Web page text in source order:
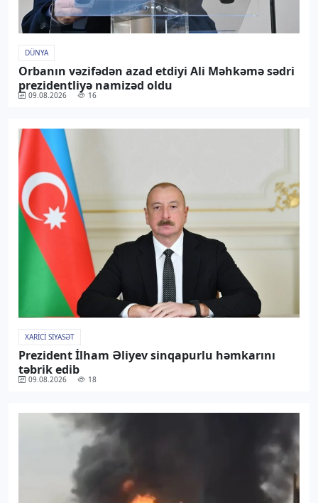
DÜNYA
Orbanın vəzifədən azad etdiyi Ali Məhkəmə sədri
prezidentliyə namizəd oldu
09.08.2026 16
XARICI SIYASƏT
Prezident İlham Əliyev sinqapurlu həmkarını
təbrik edib
09.08.2026 18